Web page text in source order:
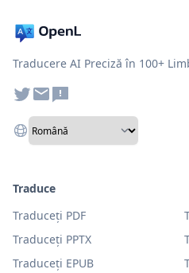
Traducere AI Preciză în 100+
Traduce
Traduceți PDF
Traduceți PPTX
Traduceți EPUB